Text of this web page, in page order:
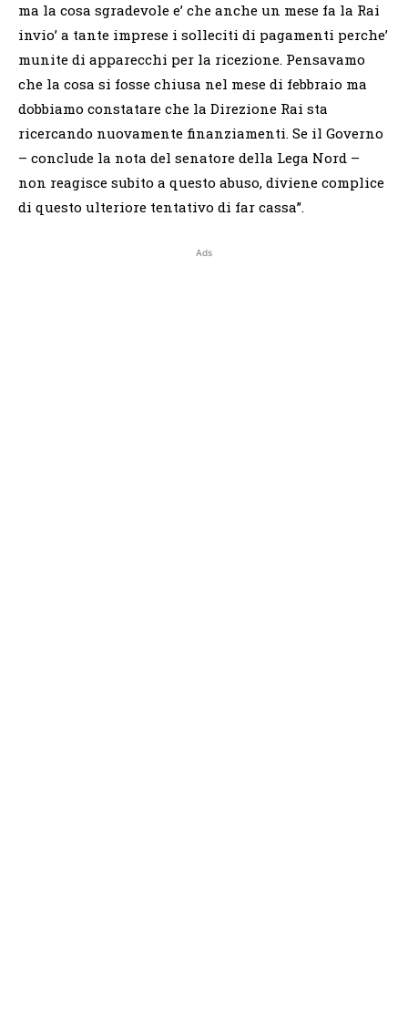
ma la cosa sgradevole e’ che anche un mese fa la Rai
invio’ a tante imprese i solleciti di pagamenti perche’
munite di apparecchi per la ricezione. Pensavamo
che la cosa si fosse chiusa nel mese di febbraio ma
dobbiamo constatare che la Direzione Rai sta
ricercando nuovamente finanziamenti. Se il Governo
– conclude la nota del senatore della Lega Nord –
non reagisce subito a questo abuso, diviene complice
di questo ulteriore tentativo di far cassa”.
Ads